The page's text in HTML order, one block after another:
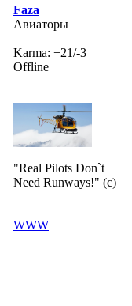
Faza
Авиаторы
Karma: +21/-3
Offline
"Real Pilots Don`t
Need Runways!" (c)
WWW